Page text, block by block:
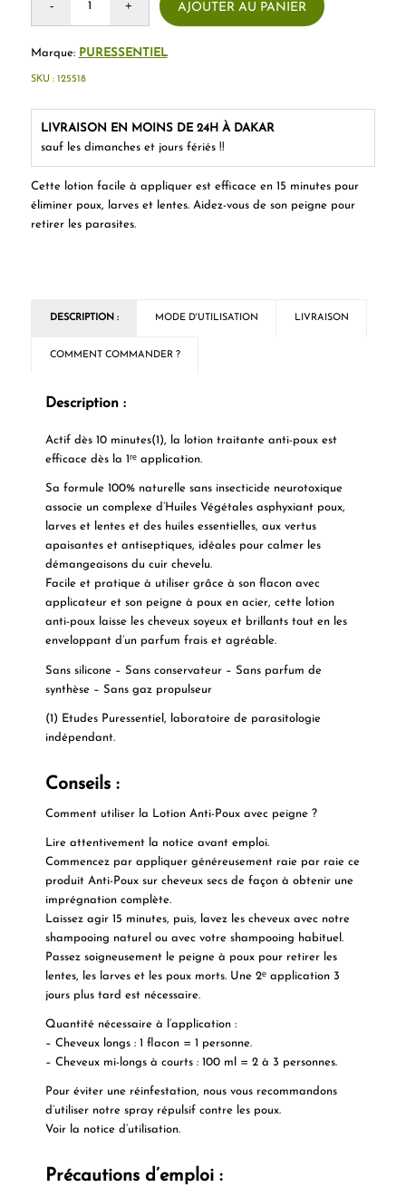
Cette lotion facile à appliquer est efficace en 15 minutes pour
éliminer poux, larves et lentes. Aidez-vous de son peigne pour
retirer les parasites.
AJOUTER AU PANIER
Marque: PURESSENTIEL
LIVRAISON EN MOINS DE 24H À DAKAR
sauf les dimanches et jours fériés !!
SKU : 125518
DESCRIPTION : MODE D'UTILISATION LIVRAISON
COMMENT COMMANDER ?
Description :
Actif dès 10 minutes(1), la lotion traitante anti-pouxest
efficace dès la 1ʳᵉ application.
Sa formule 100% naturelle sans insecticide neurotoxique
associe un complexe d’Huiles Végétales asphyxiant poux,
larves et lentes et des huiles essentielles, aux vertus
apaisantes et antiseptiques, idéales pour calmer les
démangeaisons du cuir chevelu.
Facile et pratique à utiliser grâce à son flacon avec
applicateur et son peigne à poux en acier, cette lotion
anti-poux laisse les cheveux soyeux et brillants tout en les
enveloppant d’un parfum frais et agréable.
Sans silicone – Sans conservateur – Sans parfum de
synthèse – Sans gaz propulseur
(1) Etudes Puressentiel, laboratoire de parasitologie
indépendant.
Conseils :
Comment utiliser la Lotion Anti-Poux avec peigne ?
Lire attentivement la notice avant emploi.
Commencez par appliquer généreusement raie par raie ce
produit Anti-Pouxsur cheveux secs de façon à obtenir une
imprégnation complète.
Laissez agir 15 minutes, puis, lavez les cheveux avec notre
shampooing naturel ou avec votre shampooing habituel.
Passez soigneusement le peigne à poux pour retirer les
lentes, les larves et les poux morts. Une 2ᵉ application 3
jours plus tard est nécessaire.
Quantité nécessaire à l’application :
– Cheveux longs : 1 flacon = 1 personne.
– Cheveux mi-longs à courts : 100 ml = 2 à 3 personnes.
Pour éviter une réinfestation, nous vous recommandons
d’utiliser notre spray répulsif contre les poux.
Voir la notice d’utilisation.
Précautions d’emploi :